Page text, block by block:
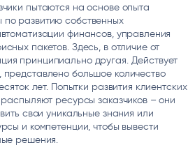
пытаются на основе опыта
развитию собственных
финансов, управления
пакетов. Здесь, в отличие от
принципиально другая. Действует
большое количество
лет. Попытки развития клиентских
ресурсы заказчиков – они
свои уникальные знания или
и компетенции, чтобы вывести
решения.